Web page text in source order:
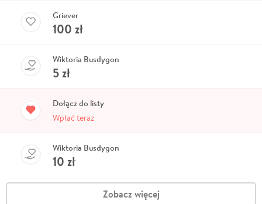
Griever
100 zł
Wiktoria Busdygon
5zł
Dołącz do listy
Wpłać teraz
Wiktoria Busdygon
10 zł
Zobacz więcej